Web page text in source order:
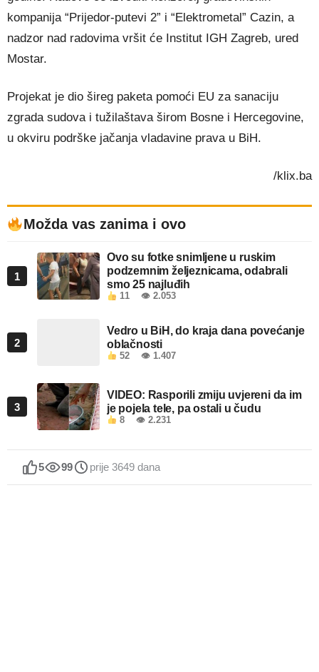
kompanija “Prijedor-putevi 2” i “Elektrometal” Cazin, a
nadzor nad radovima vršit će Institut IGH Zagreb, ured
Mostar.
Projekat je dio šireg paketa pomoći EU za sanaciju
zgrada sudova i tužilaštava širom Bosne i Hercegovine,
u okviru podrške jačanja vladavine prava u BiH.
/klix.ba
Možda vas zanima i ovo
1
Ovo su fotke snimljene u ruskim
podzemnim željeznicama, odabrali
smo 25 najluđih
11 👁 2.053
2
Vedro u BiH, do kraja dana povećanje
oblačnosti
52 👁 1.407
3
VIDEO: Rasporili zmiju uvjereni da im
je pojela tele, pa ostali u čudu
8 👁 2.231
5 99 prije 3649 dana